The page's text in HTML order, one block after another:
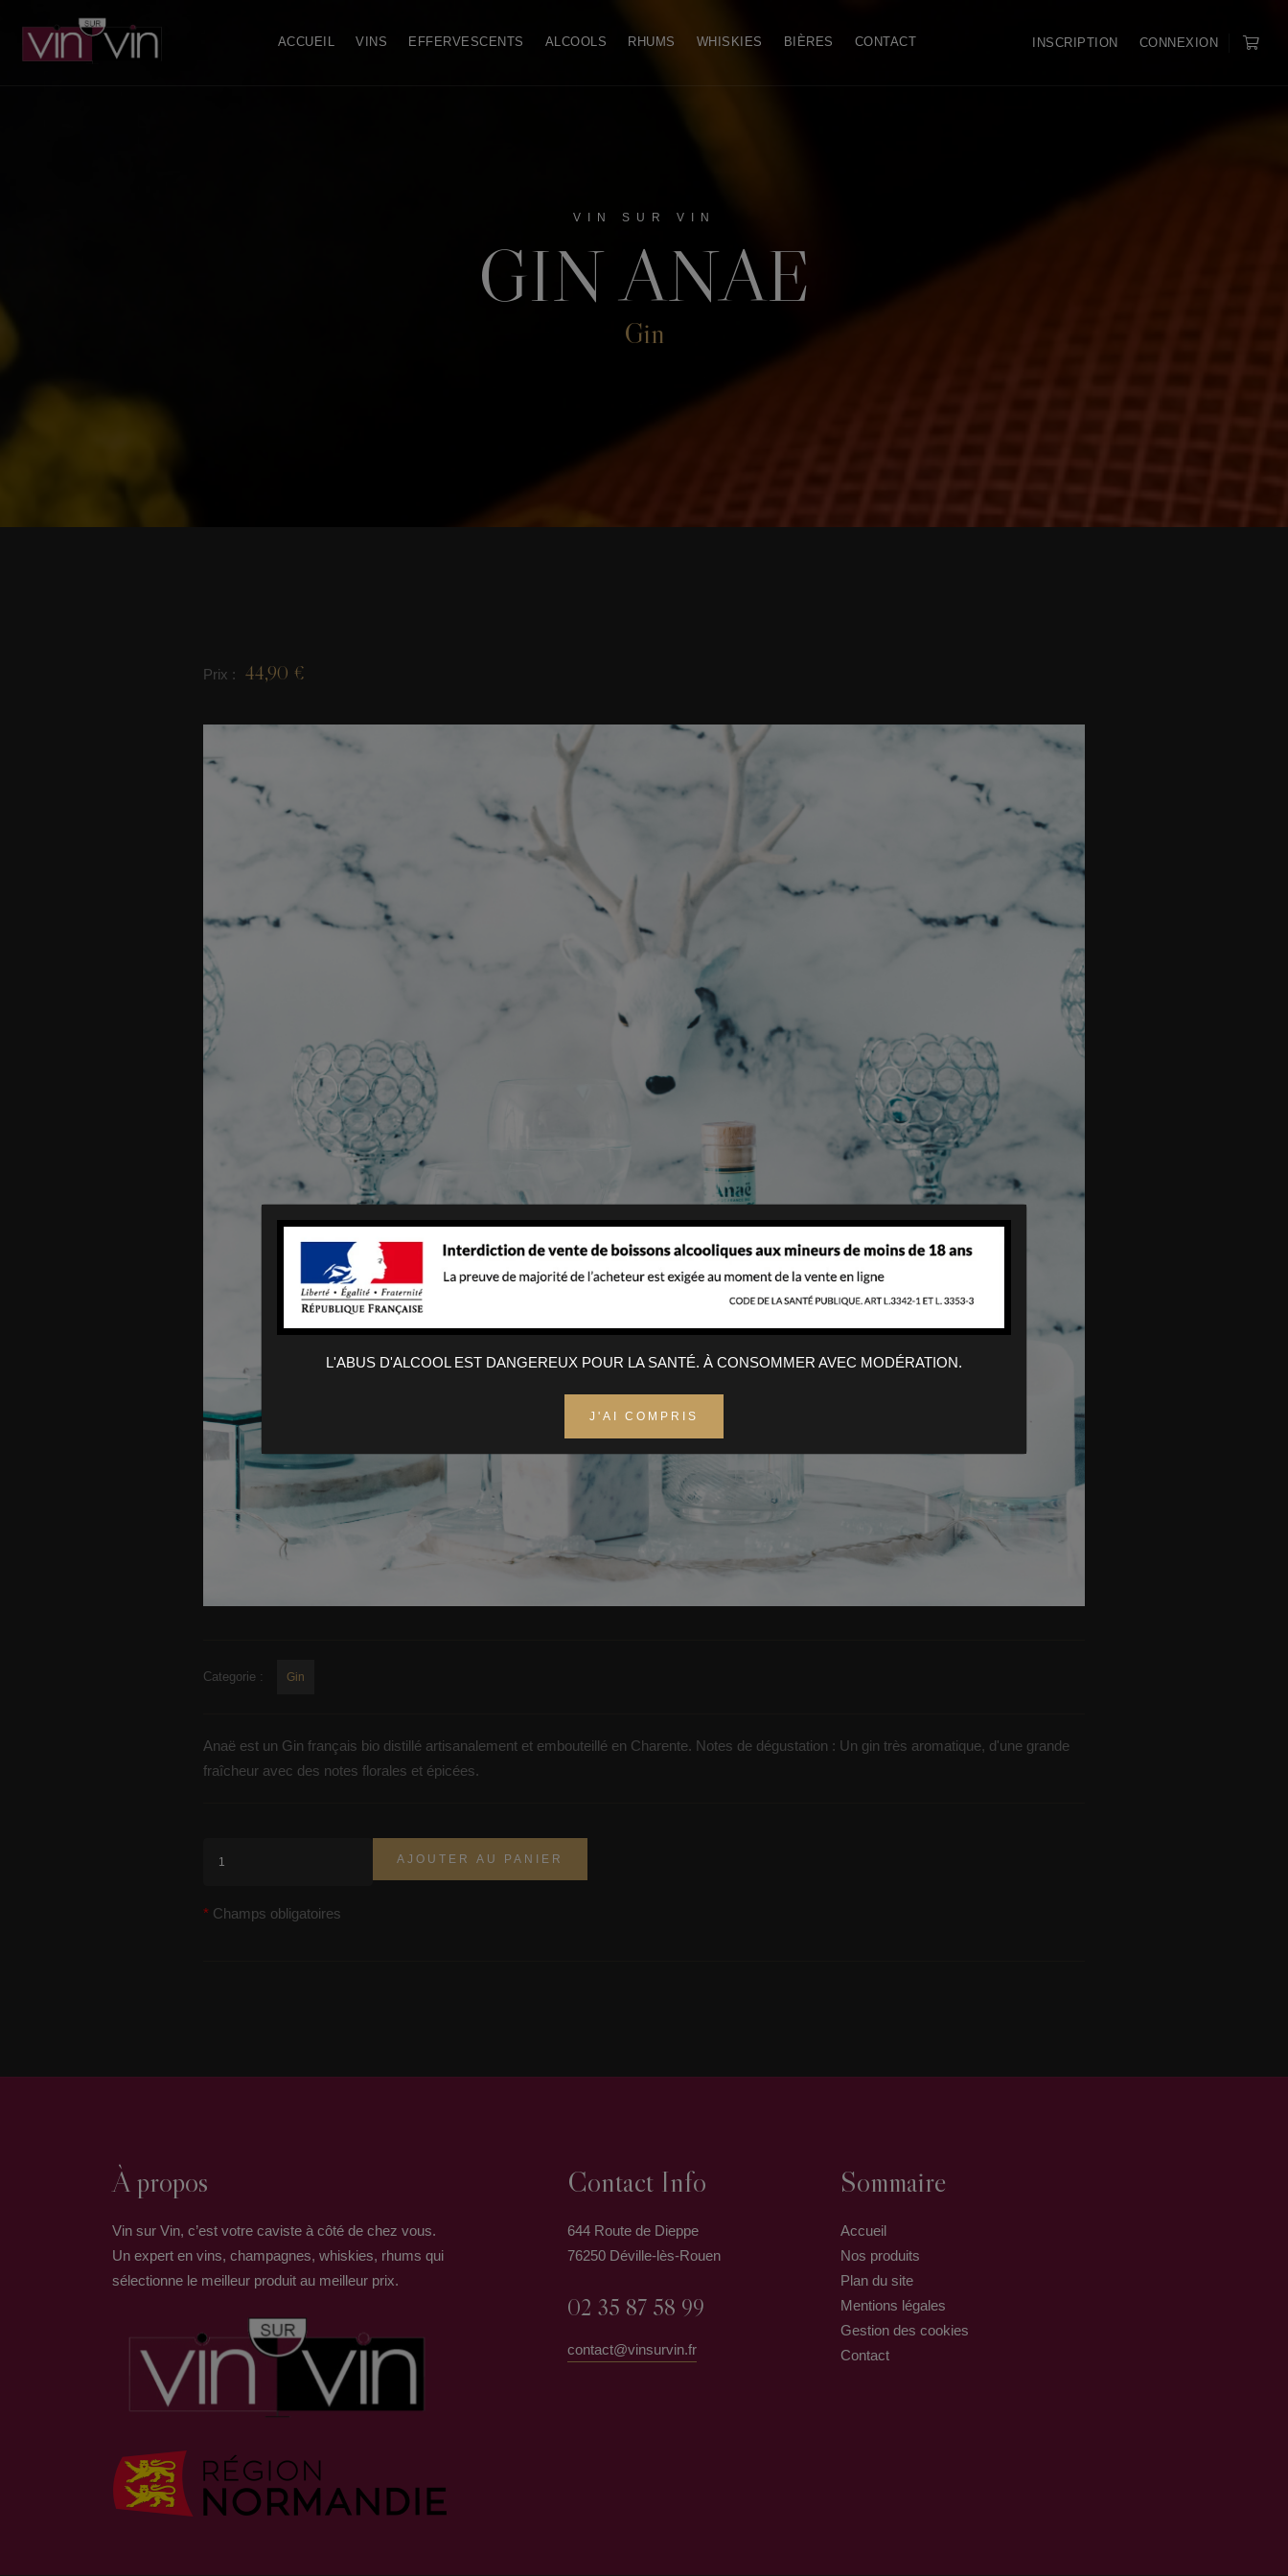
ACCUEIL VINS EFFERVESCENTS ALCOOLS RHUMS WHISKIES BIÈRES CONTACT INSCRIPTION CONNEXION
VIN SUR VIN
GIN ANAE
Gin
Prix : 44,90 €
Categorie : Gin
Anaë est un Gin français bio distillé artisanalement et embouteillé en Charente. Notes de dégustation : Un gin très aromatique, d'une grande
fraîcheur avec des notes florales et épicées.
Champs obligatoires
AJOUTER AU PANIER
L'ABUS D'ALCOOL EST DANGEREUX POUR LA SANTÉ. À CONSOMMER AVEC MODÉRATION.
J'AI COMPRIS
À propos
Vin sur Vin, c’est votre caviste à côté de chez vous.
Un expert en vins, champagnes, whiskies, rhums qui
sélectionne le meilleur produit au meilleur prix.
Contact Info
644 Route de Dieppe
76250 Déville-lès-Rouen
02 35 87 58 99
contact@vinsurvin.fr
Sommaire
Accueil
Nos produits
Plan du site
Mentions légales
Gestion des cookies
Contact